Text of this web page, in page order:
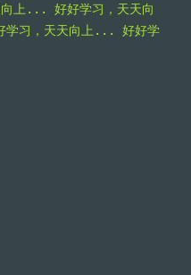
上... 好好学习，天天向
习，天天向上... 好好学